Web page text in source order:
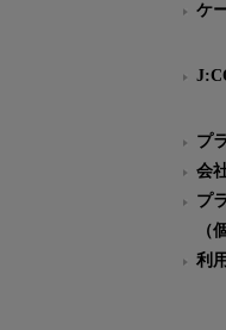
ケ
プ
会
プ
（
利